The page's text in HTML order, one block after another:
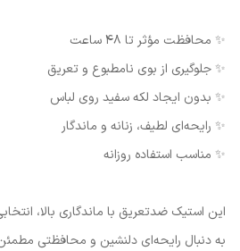
✨ محافظت مؤثر تا ۴۸ ساعت
✨ جلوگیری از بوی نامطبوع و تعریق
✨ بدون ایجاد لکه سفید روی لباس
✨ رایحه‌ای لطیف، زنانه و ماندگار
✨ مناسب استفاده روزانه
این استیک ضدتعریق با ماندگاری بالا،
به دنبال رایحه‌ای دلنشین و محافظتی